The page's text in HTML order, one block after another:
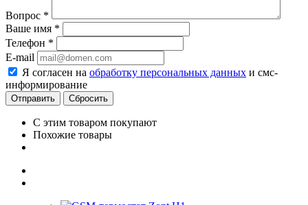
Вопрос *
Ваше имя *
Телефон *
E-mail
Я согласен на обработку персональных данных и смс-
информирование
Сбросить
С этим товаром покупают
Похожие товары